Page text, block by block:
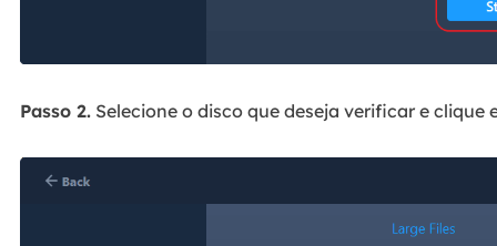
Passo 2.Selecione o disco que deseja verificar e clique